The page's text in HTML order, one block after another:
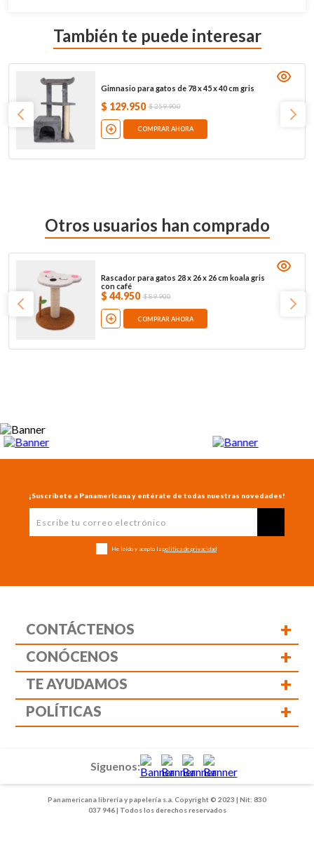
También te puede interesar
Gimnasio para gatos de 78 x 45 x 40 cm gris
$ 129.950 $259.900
COMPRAR AHORA
Otros usuarios han comprado
Rascador para gatos 28 x 26 x 26 cm koala gris
con café
$ 44.950 $89.900
COMPRAR AHORA
¡Suscríbete a Panamericana y entérate de todas nuestras novedades!
He leído y acepto la política de privacidad
CONTÁCTENOS +
CONÓCENOS +
TE AYUDAMOS +
POLÍTICAS +
Panamericana librería y papelería s.a. Copyright © 2023 | Nit: 830
037 946 | Todos los derechos reservados
Siguenos: